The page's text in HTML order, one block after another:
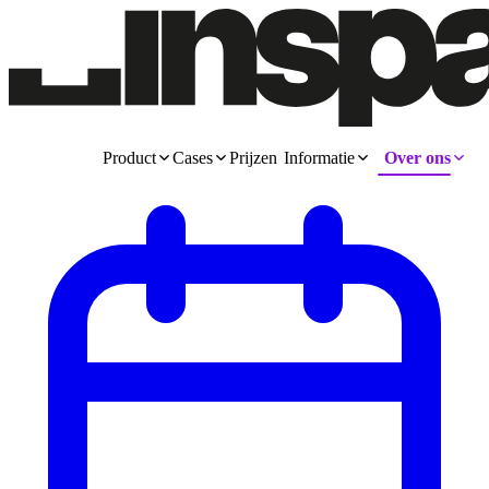
Product Cases Prijzen Informatie Over ons